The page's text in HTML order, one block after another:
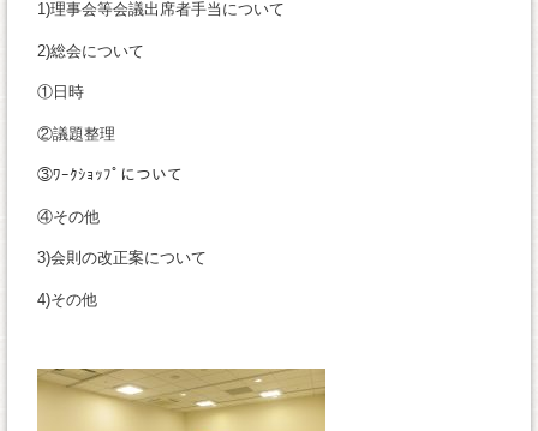
1)理事会等会議出席者手当について
2)総会について
①日時
②議題整理
③ﾜｰｸｼｮｯﾌﾟについて
④その他
3)会則の改正案について
4)その他